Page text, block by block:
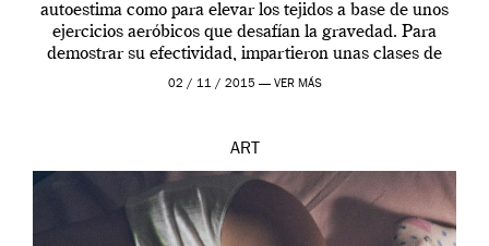
autoestima como para elevar los tejidos a base de unos
ejercicios aeróbicos que desafían la gravedad. Para
demostrar su efectividad, impartieron unas clases de
prueba en el Tate […]
02 / 11 / 2015 — VER MÁS
ART